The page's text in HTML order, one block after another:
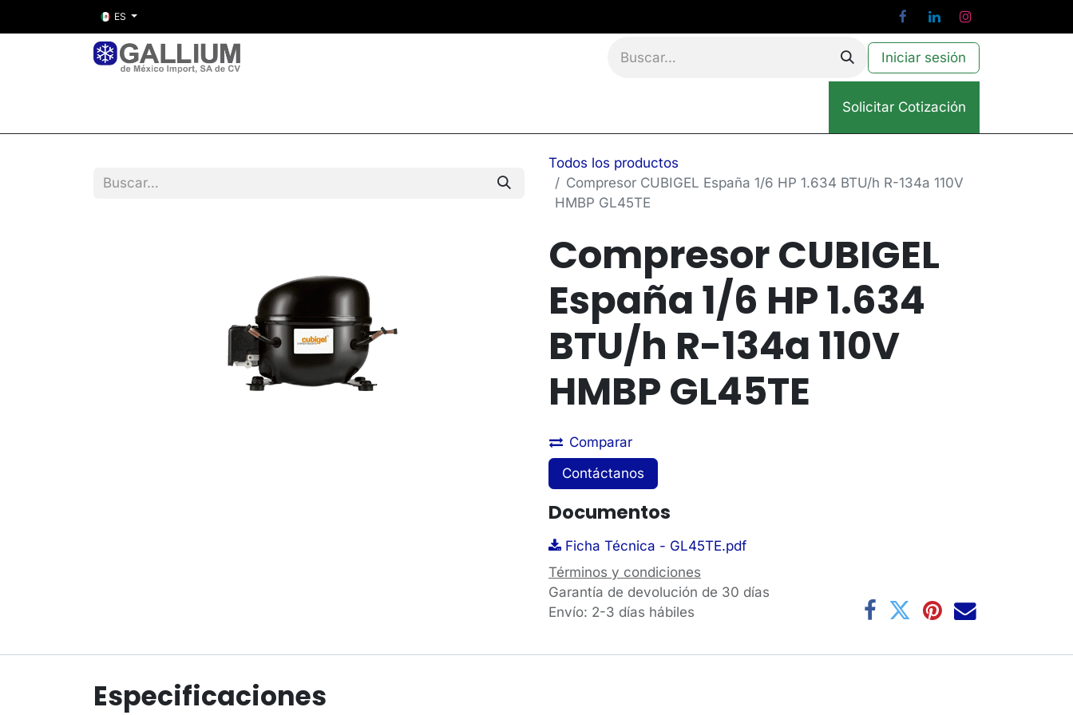
ES
Iniciar sesión
Solicitar Cotización
Todos los productos
Compresor CUBIGEL España 1/6 HP 1.634 BTU/h R-134a 110V
HMBP GL45TE
Compresor CUBIGEL
España 1/6 HP 1.634
BTU/h R-134a 110V
HMBP GL45TE
Comparar
Contáctanos
Documentos
Ficha Técnica - GL45TE.pdf
Términos y condiciones
Garantía de devolución de 30 días
Envío: 2-3 días hábiles
Especificaciones